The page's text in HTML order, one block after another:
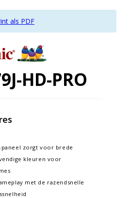
als PDF
HD-PRO
paneel zorgt voor brede
kleuren voor
met de razendsnelle